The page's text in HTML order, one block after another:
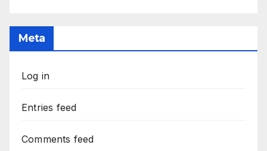
Meta
Log in
Entries feed
Comments feed